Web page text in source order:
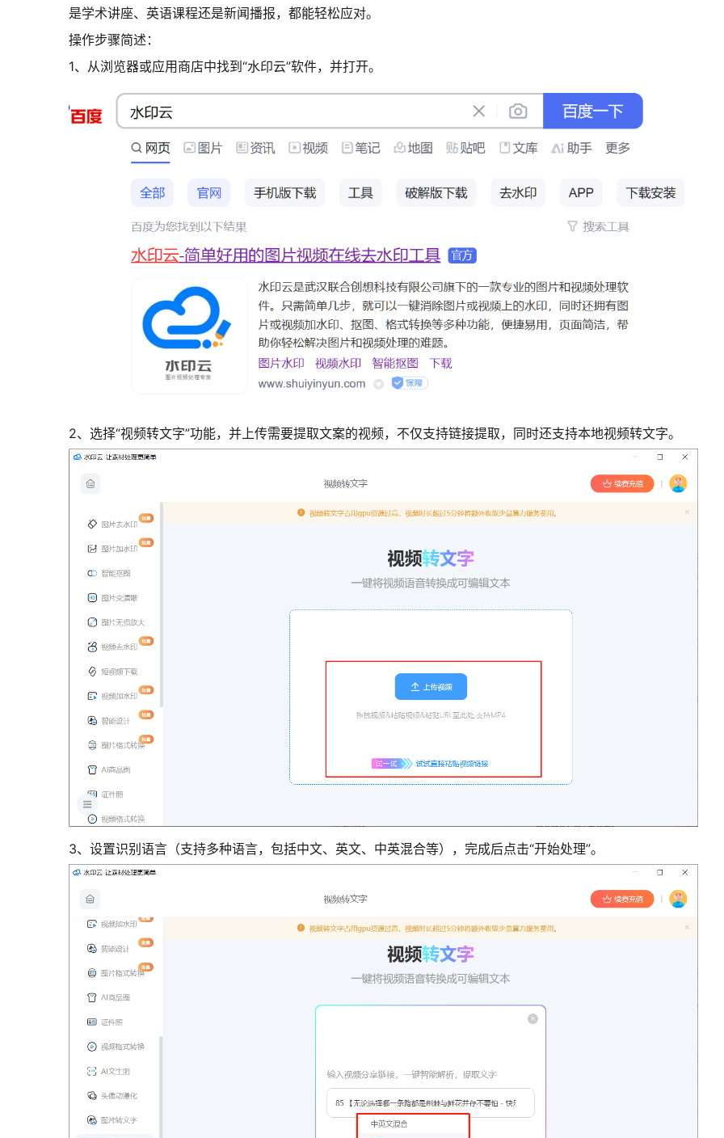
是学术讲座、英语课程还是新闻播报，都能轻松应对。
操作步骤简述：
1、从浏览器或应用商店中找到“水印云”软件，并打开。
2、选择“视频转文字”功能，并上传需要提取文案的视频，不仅支持链接提取，同时还支持本地视频转文字。
3、设置识别语言（支持多种语言，包括中文、英文、中英混合等），完成后点击“开始处理”。